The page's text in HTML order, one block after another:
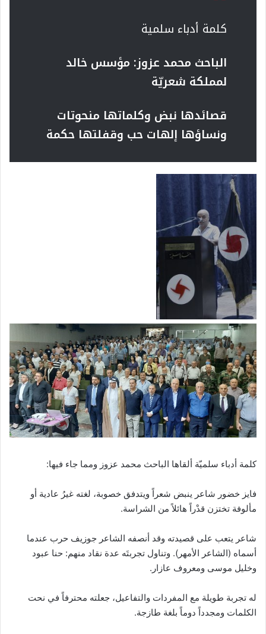
كلمة أدباء سلمية
الباحث محمد عزوز: مؤسس خالد
لمملكة شعريّة
قصائدها نبض وكلماتها منحوتات
ونساؤها إلهات حب وقفلتها حكمة
كلمة أدباء سلميّة ألقاها الباحث محمد عزوز ومما جاء فيها:
فايز خضور شاعر ينبض شعراً ويتدفق خصوبة، لغته غيرُ عادية أو
مألوفة تختزن قدْراً هائلاً من الشراسة.
شاعر يتعب على قصيدته وقد أنصفه الشاعر جوزيف حرب عندما
أسماه (الشاعر الأمهر). وتناول تجربتَه عدة نقاد منهم: حنا عبود
وخليل موسى ومعروف عازار.
له تجربة طويلة مع المفردات والتفاعيل، جعلته محترفاً في نحت
الكلمات ومجدداً دوماً بلغة طازجة.